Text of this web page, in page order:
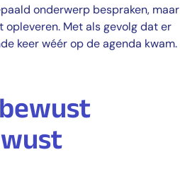
onderwerp bespraken, maar
Met als gevolg dat er
keer wéér op de agenda kwam.